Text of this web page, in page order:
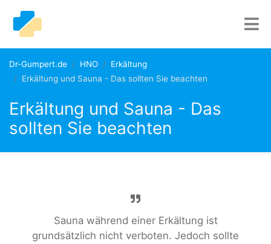
Dr-Gumpert.de HNO
Erkältung
Erkältung und Sauna - Das sollten Sie beachten
Erkältung und Sauna - Das
sollten Sie beachten
Sauna während einer Erkältung ist
grundsätzlich nicht verboten. Jedoch sollte